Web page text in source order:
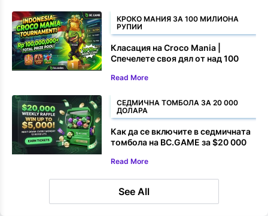
КРОКО МАНИЯ ЗА 100 МИЛИОНА
РУПИИ
Класация на Croco Mania |
Спечелете своя дял от над 100
Read More
СЕДМИЧНА ТОМБОЛА ЗА 20 000
ДОЛАРА
Как да се включите в седмичната
томбола на BC.GAME за $20 000
Read More
See All